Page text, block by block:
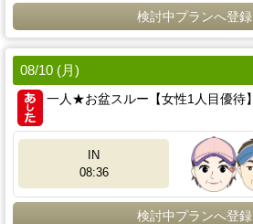
検討中プランへ登録
08/10 (月)
一人★お盆スルー【女性1人目優待】
IN
08:36
検討中プランへ登録